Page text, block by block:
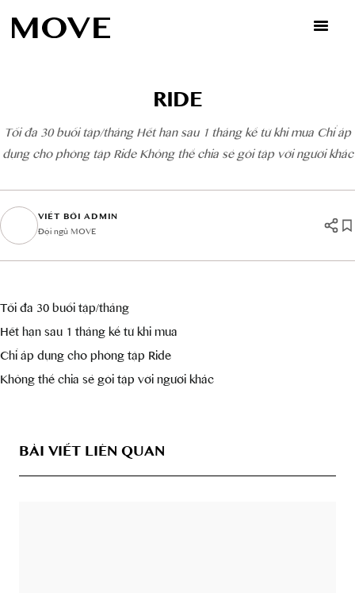
RIDE
Tối đa 30 buổi tập/tháng Hết hạn sau 1 tháng kể từ khi mua Chỉ áp
dụng cho phòng tập Ride Không thể chia sẻ gói tập với người khác
VIẾT BỞI ADMIN
Đội ngũ MOVE
Tối đa 30 buổi tập/tháng
Hết hạn sau 1 tháng kể từ khi mua
Chỉ áp dụng cho phòng tập Ride
Không thể chia sẻ gói tập với người khác
BÀI VIẾT LIÊN QUAN